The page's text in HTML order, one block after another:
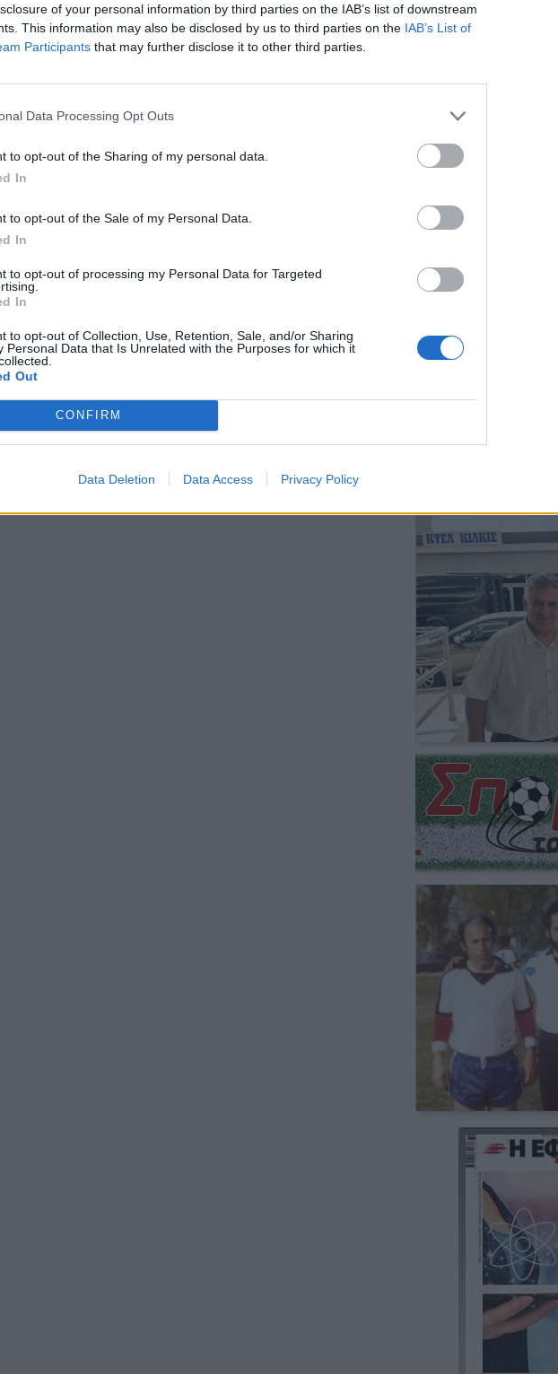
of your personal information by third parties on the IAB’s list of downstream
This information may also be disclosed by us to third parties on the IAB’s List of
Participants that may further disclose it to other third parties.
Data Processing Opt Outs
to opt-out of the Sharing of my personal data.
In
to opt-out of the Sale of my Personal Data.
In
to opt-out of processing my Personal Data for Targeted
In
to opt-out of Collection, Use, Retention, Sale, and/or Sharing
Personal Data that Is Unrelated with the Purposes for which it
Out
CONFIRM
Data Deletion Data Access Privacy Policy